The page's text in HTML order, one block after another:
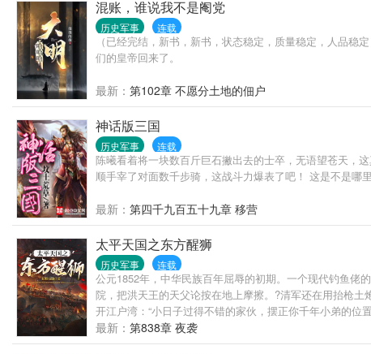
混账，谁说我不是阉党
历史军事 连载
（已经完结，新书，新书，状态稳定，质量稳定，人品
们的皇帝回来了。
最新： 第102章 不愿分土地的佃户
神话版三国
历史军事 连载
陈曦看着将一块数百斤巨石撇出去的士卒，无语望苍天，
顺手宰了对面数千步骑，这战斗力爆表了吧！ 这是不是哪
最新： 第四千九百五十九章 移营
太平天国之东方醒狮
历史军事 连载
公元1852年，中华民族百年屈辱的初期。一个现代钓鱼佬
院，把洪天王的天父论按在地上摩擦。?清军还在用抬枪
开江户湾：“小日子过得不错的家伙，摆正你千年小弟的
士河！"--------------作者试图叙述一个赤子在那个时代的故
最新： 第838章 夜袭